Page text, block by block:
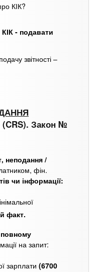
КІК?
- подавати
звітності –
(CRS). Закон №
неподання /
фін.
чи інформації:
факт.
на запит:
зарплати (6700